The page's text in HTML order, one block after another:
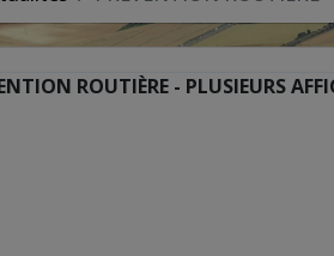
ROUTIÈRE - PLUSIEURS